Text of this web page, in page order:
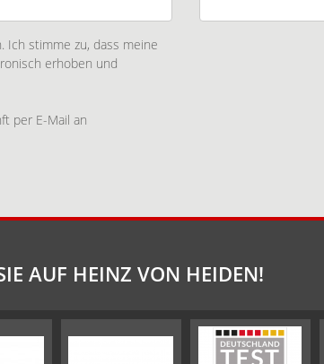
Ich stimme zu, dass meine
erhoben und
per E-Mail an
AUF HEINZ VON HEIDEN!